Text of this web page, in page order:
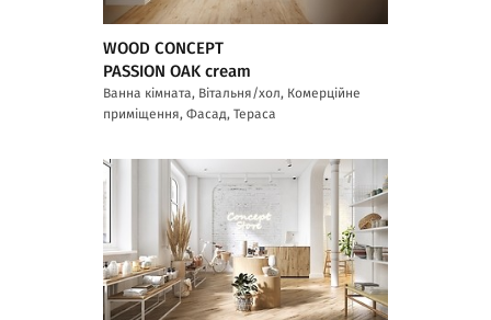
WOOD CONCEPT
PASSION OAK cream
Ванна кімната, Вітальня/хол, Комерційне
приміщення, Фасад, Тераса